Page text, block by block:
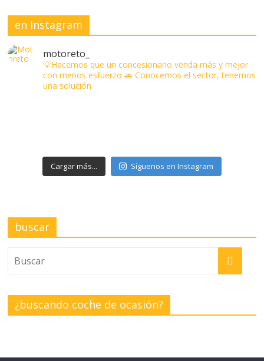
en Instagram
motoreto_
💡Hacemos que un concesionario venda más y mejor
con menos esfuerzo 🚗 Conocemos el sector, tenemos
una solución
Cargar más... Síguenos en Instagram
buscar
¿buscando coche de ocasión?